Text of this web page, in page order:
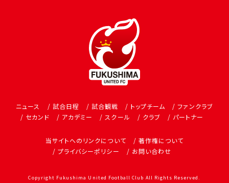
ニュース 試合日程 試合観戦 トップチーム
ファンクラブ
セカンド
アカデミー スクール クラブ パートナー
当サイトへのリンクについて
著作権について
プライバシーポリシー
お問い合わせ
Copyright Fukushima United Football Club All Rights Reserved.